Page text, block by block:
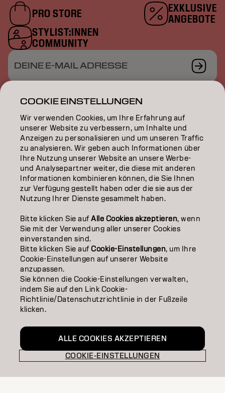
PRO STORE
EXKLUSIVE
ANGEBOTE
STYLIST:INNEN
COMMUNITY
DEINE E-MAIL ADRESSE
COLOR
CARE
TEXTURE
STYLING
EDUCATION
ÜBER
SALON FINDER
PARTNER WERDEN
DatenschutzerklärungAGBCookie Policy
COOKIE EINSTELLUNGEN
Wir verwenden Cookies, um Ihre Erfahrung auf
unserer Website zu verbessern, um Inhalte und
Anzeigen zu personalisieren und um unseren Traffic
zu analysieren. Wir geben auch Informationen über
Ihre Nutzung unserer Website an unsere Werbe-
und Analysepartner weiter, die diese mit anderen
Informationen kombinieren können, die Sie Ihnen
zur Verfügung gestellt haben oder die sie aus der
Nutzung Ihrer Dienste gesammelt haben.
Bitte klicken Sie aufAlle Cookies akzeptieren, wenn
Sie mit der Verwendung aller unserer Cookies
einverstanden sind.
Bitte klicken Sie aufCookie-Einstellungen, um Ihre
Cookie-Einstellungen auf unserer Website
anzupassen.
Sie können die Cookie-Einstellungen verwalten,
indem Sie auf den Link Cookie-
Richtlinie/Datenschutzrichtlinie in der Fußzeile
klicken.
COOKIE-EINSTELLUNGEN
ALLE COOKIES AKZEPTIEREN